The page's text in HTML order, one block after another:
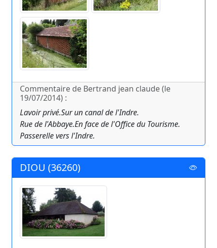
Commentaire de Bertrand jean claude (le
19/07/2014) :
Lavoir privé.Sur un canal de l'Indre.
Rue de l'Abbaye.En face de l'Office du Tourisme.
Passerelle vers l'Indre.
DIOU (36260)